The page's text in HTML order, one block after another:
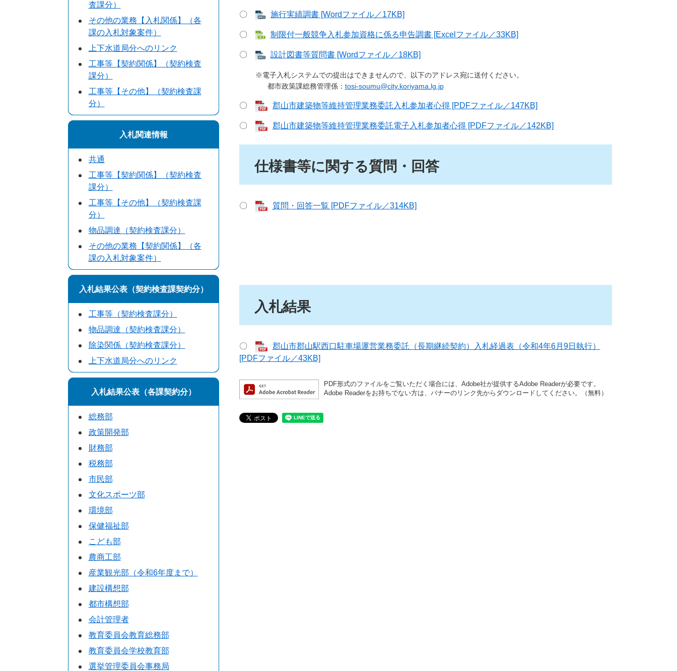
〇 施行実績調書 [Wordファイル／17KB]
〇 制限付一般競争入札参加資格に係る申告調書 [Excelファイル／33KB]
〇 設計図書等質問書 [Wordファイル／18KB]
※電子入札システムでの提出はできませんので、以下のアドレス宛に送付ください。
都市政策課総務管理係： tosi-soumu@city.koriyama.lg.jp
〇 郡山市建築物等維持管理業務委託入札参加者心得 [PDFファイル／147KB]
〇 郡山市建築物等維持管理業務委託電子入札参加者心得 [PDFファイル／142KB]
仕様書等に関する質問・回答
〇 質問・回答一覧 [PDFファイル／314KB]
入札結果
〇
郡山市郡山駅西口駐車場運営業務委託（長期継続契約）入札経過表（令和4年6月9日執行）
[PDFファイル／43KB]
PDF形式のファイルをご覧いただく場合には、Adobe社が提供するAdobe Readerが必要です。
Adobe Readerをお持ちでない方は、バナーのリンク先からダウンロードしてください。（無料）
査課分）
その他の業務【入札関係】（各
課の入札対象案件）
上下水道局分へのリンク
工事等【契約関係】（契約検査
課分）
工事等【その他】（契約検査課
分）
入札関連情報
共通
工事等【契約関係】（契約検査
課分）
工事等【その他】（契約検査課
分）
物品調達（契約検査課分）
その他の業務【契約関係】（各
課の入札対象案件）
入札結果公表（契約検査課契約分）
工事等（契約検査課分）
物品調達（契約検査課分）
除染関係（契約検査課分）
上下水道局分へのリンク
入札結果公表（各課契約分）
総務部
政策開発部
財務部
税務部
市民部
文化スポーツ部
環境部
保健福祉部
こども部
農商工部
産業観光部（令和6年度まで）
建設構想部
都市構想部
会計管理者
教育委員会教育総務部
教育委員会学校教育部
選挙管理委員会事務局